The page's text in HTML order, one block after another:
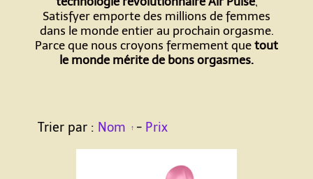
Satisfyer emporte des millions de femmes
dans le monde entier au prochain orgasme.
Parce que nous croyons fermement que tout
le monde mérite de bons orgasmes.
Trier par : Nom - Prix